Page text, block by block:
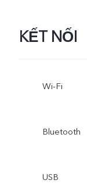
KẾT NỐI
Wi-Fi
Bluetooth
USB